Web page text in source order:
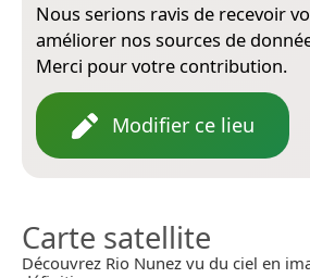
Nous serions ravis de recevoir
améliorer nos sources de
Merci pour votre contribution.
Modifier ce lieu
Carte satellite
Découvrez Rio Nunez vu du ciel en